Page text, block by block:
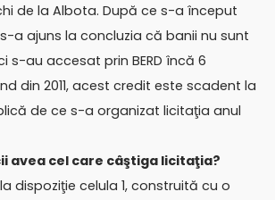
de la Albota. După ce s-a început
a ajuns la concluzia că banii nu sunt
s-au accesat prin BERD încă 6
din 2011, acest credit este scadent la
de ce s-a organizat licitaţia anul
avea cel care câştiga licitaţia?
dispoziţie celula 1, construită cu o